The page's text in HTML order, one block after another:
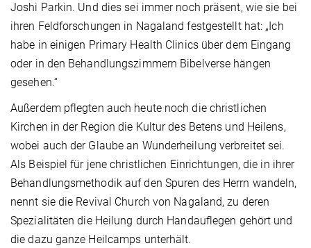
Joshi Parkin. Und dies sei immer noch präsent, wie sie bei
ihren Feldforschungen in Nagaland festgestellt hat: „Ich
habe in einigen Primary Health Clinics über dem Eingang
oder in den Behandlungszimmern Bibelverse hängen
gesehen.“
Außerdem pflegten auch heute noch die christlichen
Kirchen in der Region die Kultur des Betens und Heilens,
wobei auch der Glaube an Wunderheilung verbreitet sei.
Als Beispiel für jene christlichen Einrichtungen, die in ihrer
Behandlungsmethodik auf den Spuren des Herrn wandeln,
nennt sie die Revival Church von Nagaland, zu deren
Spezialitäten die Heilung durch Handauflegen gehört und
die dazu ganze Heilcamps unterhält.